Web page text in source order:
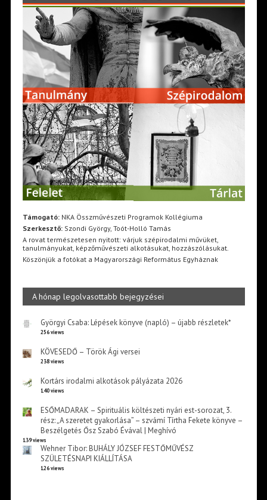
Támogató:NKA Összművészeti Programok Kollégiuma
Szerkesztő:Szondi György, Toót-Holló Tamás
A rovat természetesen nyitott: várjuk szépirodalmi művüket,
tanulmányukat, képzőművészeti alkotásukat, hozzászólásukat.
Köszönjük a fotókat a Magyarországi Református Egyháznak
A hónap legolvasottabb bejegyzései
Györgyi Csaba: Lépések könyve (napló) – újabb részletek*
256 views
KÖVESEDŐ – Török Ági versei
238 views
Kortárs irodalmi alkotások pályázata 2026
140 views
ESŐMADARAK – Spirituális költészeti nyári est-sorozat, 3.
rész: „A szeretet gyakorlása” – szvámí Tírtha Fekete könyve –
Beszélgetés Ősz Szabó Évával | Meghívó
139 views
Wehner Tibor: BUHÁLY JÓZSEF FESTŐMŰVÉSZ
SZÜLETÉSNAPI KIÁLLÍTÁSA
126 views